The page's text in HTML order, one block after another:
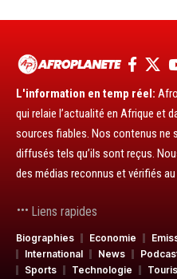
L'information en temp réel:
qui relaie l’actualité en Afrique et
sources fiables. Nos contenus ne
diffusés tels qu’ils sont reçus.
des médias reconnus et vérifiés
Liens rapides
Biographies Economie
International
News
Sports
Technologie